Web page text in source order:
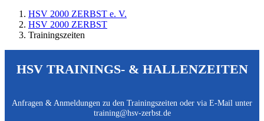
HSV 2000 ZERBST e. V.
HSV 2000 ZERBST
Trainingszeiten
HSV TRAININGS- & HALLENZEITEN
Anfragen & Anmeldungen zu den Trainingszeiten oder via E-Mail unter
training@hsv-zerbst.de